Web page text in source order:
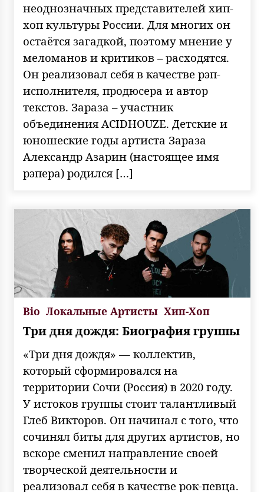
неоднозначных представителей хип-
хоп культуры России. Для многих он
остаётся загадкой, поэтому мнение у
меломанов и критиков – расходятся.
Он реализовал себя в качестве рэп-
исполнителя, продюсера и автор
текстов. Зараза – участник
объединения ACIDHOUZE. Детские и
юношеские годы артиста Зараза
Александр Азарин (настоящее имя
рэпера) родился […]
Bio Локальные Артисты Хип-Хоп
Три дня дождя: Биография группы
«Три дня дождя» — коллектив,
который сформировался на
территории Сочи (Россия) в 2020 году.
У истоков группы стоит талантливый
Глеб Викторов. Он начинал с того, что
сочинял биты для других артистов, но
вскоре сменил направление своей
творческой деятельности и
реализовал себя в качестве рок-певца.